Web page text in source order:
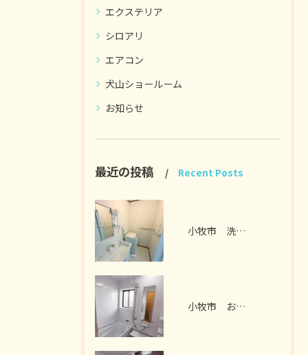
エクステリア
シロアリ
エアコン
犬山ショールーム
お知らせ
最近の投稿 Recent Posts
小牧市 洗面脱衣室リフォーム I様邸 2026年7月
小牧市 お風呂リフォーム I様邸 2026年7月